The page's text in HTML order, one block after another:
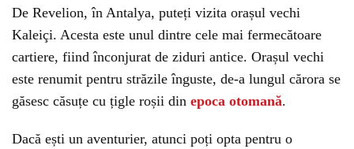
De Revelion, în Antalya, puteți vizita orașul vechi
Kaleiçi. Acesta este unul dintre cele mai fermecătoare
cartiere, fiind înconjurat de ziduri antice. Orașul vechi
este renumit pentru străzile înguste, de-a lungul cărora se
găsesc căsuțe cu țigle roșii din epoca otomană.
Dacă ești un aventurier, atunci poți opta pentru o